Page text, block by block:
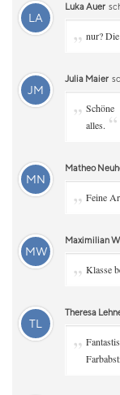
LA
Luka Auer
„ nur?
JM
Julia Maier
„
alles. “
MN
Matheo
„ Feine
MW
Maximilian
„ Klasse
TL
Theresa
„